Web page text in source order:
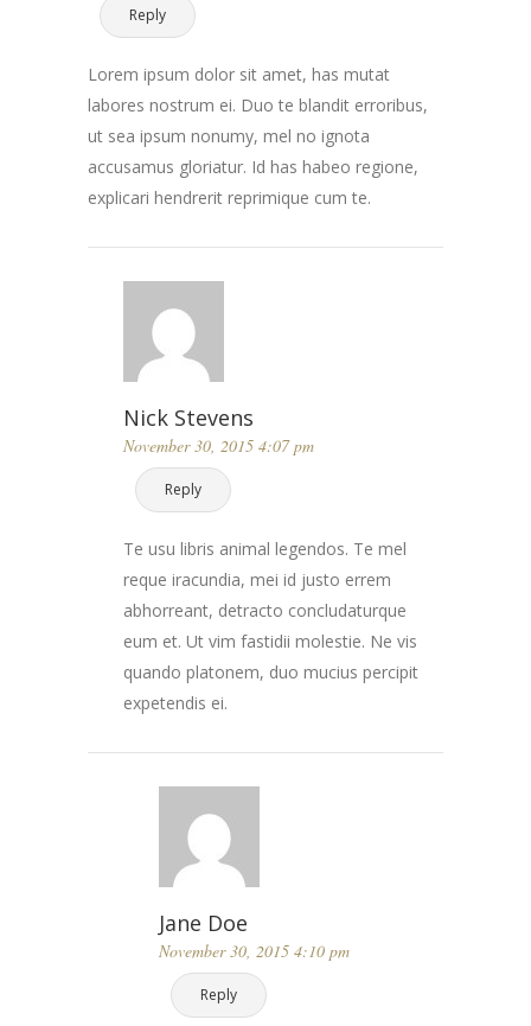
Reply
Lorem ipsum dolor sit amet, has mutat
labores nostrum ei. Duo te blandit erroribus,
ut sea ipsum nonumy, mel no ignota
accusamus gloriatur. Id has habeo regione,
explicari hendrerit reprimique cum te.
Nick Stevens
November 30, 2015 4:07 pm
Reply
Te usu libris animal legendos. Te mel
reque iracundia, mei id justo errem
abhorreant, detracto concludaturque
eum et. Ut vim fastidii molestie. Ne vis
quando platonem, duo mucius percipit
expetendis ei.
Jane Doe
November 30, 2015 4:10 pm
Reply